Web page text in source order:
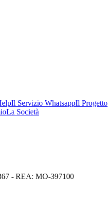
Il Servizio WhatsappIl Progetto
La Società
- REA: MO-397100